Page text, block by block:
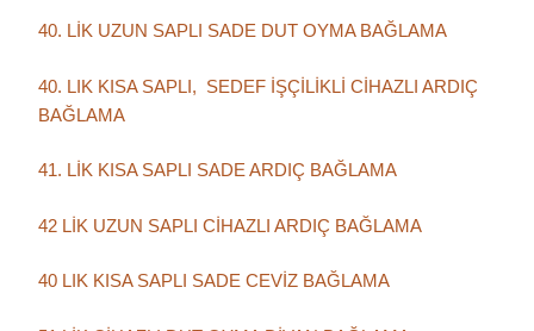
40. LİK UZUN SAPLI SADE DUT OYMA BAĞLAMA
40. LIK KISA SAPLI, SEDEF İŞÇİLİKLİ CİHAZLI ARDIÇ
BAĞLAMA
41. LİK KISA SAPLI SADE ARDIÇ BAĞLAMA
42 LİK UZUN SAPLI CİHAZLI ARDIÇ BAĞLAMA
40 LIK KISA SAPLI SADE CEVİZ BAĞLAMA